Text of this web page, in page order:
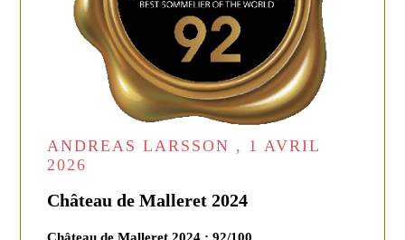
ANDREAS LARSSON , 1 AVRIL
2026
Château de Malleret 2024
Château de Malleret 2024 : 92/100